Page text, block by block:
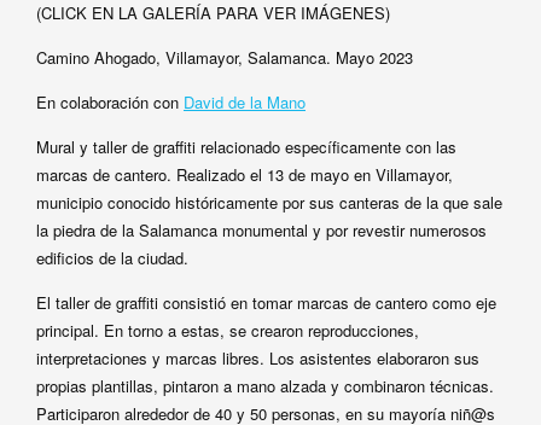
(CLICK EN LA GALERÍA PARA VER IMÁGENES)
Camino Ahogado, Villamayor, Salamanca. Mayo 2023
En colaboración con David de la Mano
Mural y taller de graffiti relacionado específicamente con las
marcas de cantero. Realizado el 13 de mayo en Villamayor,
municipio conocido históricamente por sus canteras de la que sale
la piedra de la Salamanca monumental y por revestir numerosos
edificios de la ciudad.
El taller de graffiti consistió en tomar marcas de cantero como eje
principal. En torno a estas, se crearon reproducciones,
interpretaciones y marcas libres. Los asistentes elaboraron sus
propias plantillas, pintaron a mano alzada y combinaron técnicas.
Participaron alrededor de 40 y 50 personas, en su mayoría niñ@s